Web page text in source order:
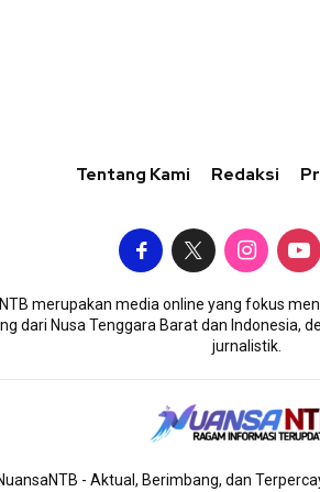
Tentang Kami Redaksi
merupakan media online yang fokus
dari Nusa Tenggara Barat dan Indonesia,
jurnalistik.
- Aktual, Berimbang, dan